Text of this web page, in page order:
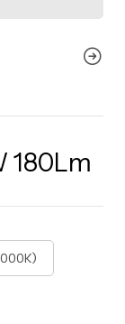
180Lm